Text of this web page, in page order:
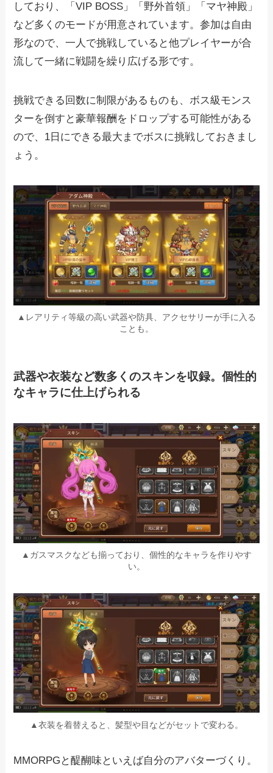
しており、「VIP BOSS」「野外首領」「マヤ神殿」
など多くのモードが用意されています。参加は自由
形なので、一人で挑戦していると他プレイヤーが合
流して一緒に戦闘を繰り広げる形です。
挑戦できる回数に制限があるものも、ボス級モンス
ターを倒すと豪華報酬をドロップする可能性がある
ので、1日にできる最大までボスに挑戦しておきまし
ょう。
▲レアリティ等級の高い武器や防具、アクセサリーが手に入る
ことも。
武器や衣装など数多くのスキンを収録。個性的
なキャラに仕上げられる
▲ガスマスクなども揃っており、個性的なキャラを作りやす
い。
▲衣装を着替えると、髪型や目などがセットで変わる。
MMORPGと醍醐味といえば自分のアバターづくり。